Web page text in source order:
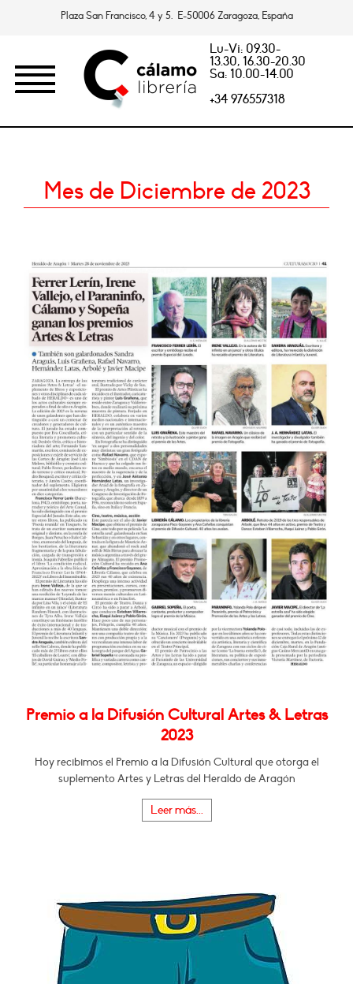
Plaza San Francisco, 4 y 5. E-50006 Zaragoza, España
Lu-Vi: 09.30-
13.30, 16.30-20.30
Sa: 10.00-14.00
+34 976557318
Mes de Diciembre de 2023
Premio a la Difusión Cultural Artes & Letras
2023
Hoy recibimos el Premio a la Difusión Cultural que otorga el
suplemento Artes y Letras del Heraldo de Aragón
Leer más...